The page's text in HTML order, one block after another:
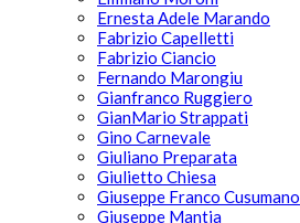
Ernesta Adele Marando
Fabrizio Capelletti
Fabrizio Ciancio
Fernando Marongiu
Gianfranco Ruggiero
GianMario Strappati
Gino Carnevale
Giuliano Preparata
Giulietto Chiesa
Giuseppe Franco Cusumano
Giuseppe Mantia